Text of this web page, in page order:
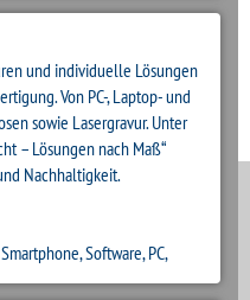
und individuelle Lösungen
Von PC-, Laptop- und
sowie Lasergravur. Unter
– Lösungen nach Maß“
Nachhaltigkeit.
Software, PC,